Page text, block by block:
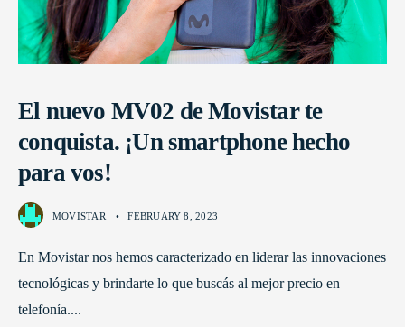
El nuevo MV02 de Movistar te
conquista. ¡Un smartphone hecho
para vos!
MOVISTAR • FEBRUARY 8, 2023
En Movistar nos hemos caracterizado en liderar las innovaciones
tecnológicas y brindarte lo que buscás al mejor precio en
telefonía....